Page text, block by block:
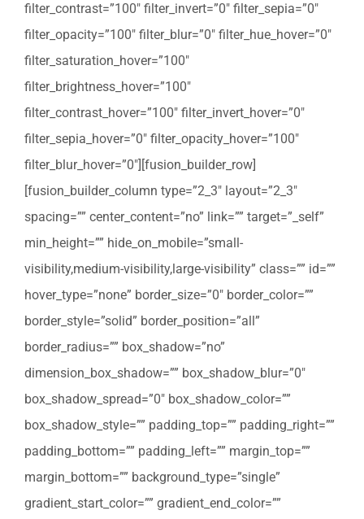
filter_contrast=”100″ filter_invert=”0″ filter_sepia=”0″
filter_opacity=”100″ filter_blur=”0″ filter_hue_hover=”0″
filter_saturation_hover=”100″
filter_brightness_hover=”100″
filter_contrast_hover=”100″ filter_invert_hover=”0″
filter_sepia_hover=”0″ filter_opacity_hover=”100″
filter_blur_hover=”0″][fusion_builder_row]
[fusion_builder_column type=”2_3″ layout=”2_3″
spacing=”” center_content=”no” link=”” target=”_self”
min_height=”” hide_on_mobile=”small-
visibility,medium-visibility,large-visibility” class=”” id=””
hover_type=”none” border_size=”0″ border_color=””
border_style=”solid” border_position=”all”
border_radius=”” box_shadow=”no”
dimension_box_shadow=”” box_shadow_blur=”0″
box_shadow_spread=”0″ box_shadow_color=””
box_shadow_style=”” padding_top=”” padding_right=””
padding_bottom=”” padding_left=”” margin_top=””
margin_bottom=”” background_type=”single”
gradient_start_color=”” gradient_end_color=””